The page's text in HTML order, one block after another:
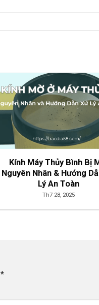
Kính Máy Thủy Bình Bị
Nguyên Nhân & Hướng
Lý An Toàn
Th7 28, 2025
*